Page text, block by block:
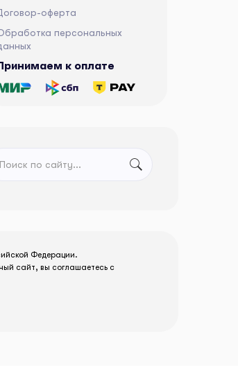
оферта
персональных
к оплате
Федерации.
сайт, вы соглашаетесь с